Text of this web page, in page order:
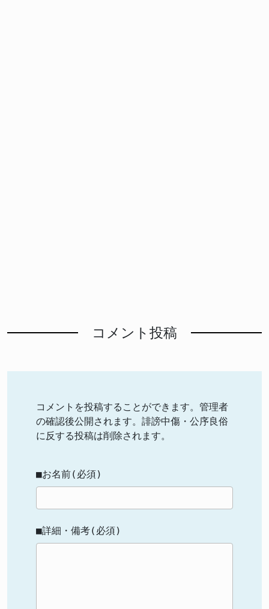
コメント投稿
コメントを投稿することができます。管理者
の確認後公開されます。誹謗中傷・公序良俗
に反する投稿は削除されます。
■お名前(必須)
■詳細・備考(必須)